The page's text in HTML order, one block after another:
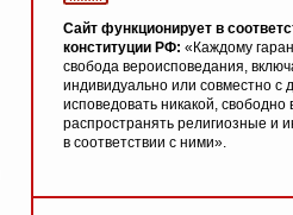
Сайт функционирует в
конституции РФ: «Каждому
свобода вероисповедания,
индивидуально или совместно с
исповедовать никакой, свободно
распространять религиозные и
в соответствии с ними».